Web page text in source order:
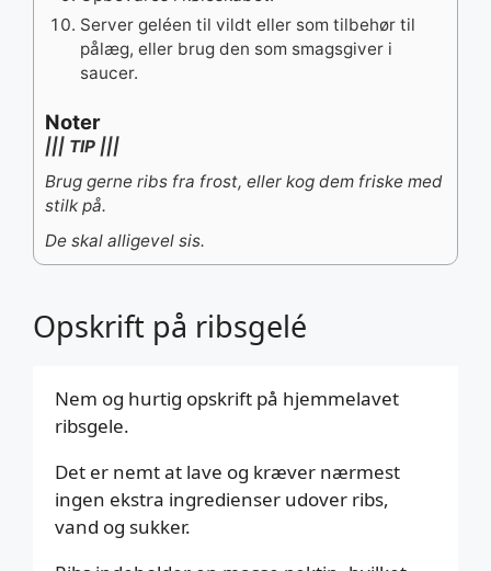
Opskrift på ribsgelé
Nem og hurtig opskrift på hjemmelavet
ribsgele.
Det er nemt at lave og kræver nærmest
ingen ekstra ingredienser udover ribs,
vand og sukker.
Server geléen til vildt eller som tilbehør til
pålæg, eller brug den som smagsgiver i
saucer.
Noter
||| TIP |||
Brug gerne ribs fra frost, eller kog dem friske med
stilk på.
De skal alligevel sis.